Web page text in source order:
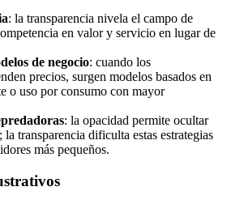
: la transparencia nivela el campo de
en valor y servicio en lugar de
de negocio: cuando los
precios, surgen modelos basados en
o uso por consumo con mayor
: la opacidad permite ocultar
transparencia dificulta estas estrategias
más pequeños.